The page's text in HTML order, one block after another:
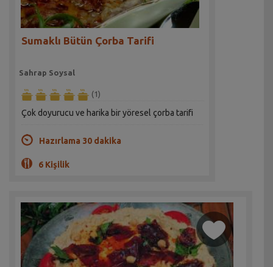
Sumaklı Bütün Çorba Tarifi
Sahrap Soysal
(1)
Çok doyurucu ve harika bir yöresel çorba tarifi
Hazırlama 30 dakika
6 Kişilik